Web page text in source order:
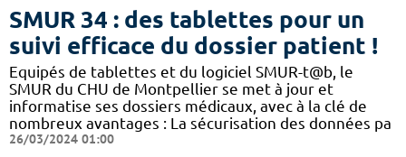
SMUR 34 : des tablettes pour un
suivi efficace du dossier patient !
​​Equipés de tablettes et du logiciel SMUR-t@b, le
SMUR du CHU de Montpellier se met à jour et
informatise ses dossiers médicaux, avec à la clé de
nombreux avantages : ​​La sécurisation des données pa
26/03/2024 01:00